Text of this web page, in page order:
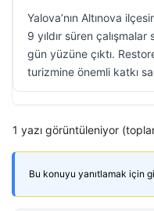
Yalova’nın Altınova
9 yıldır süren
gün yüzüne çıktı.
turizmine önemli katkı
1 yazı görüntüleniyor
Bu konuyu yanıtlamak için